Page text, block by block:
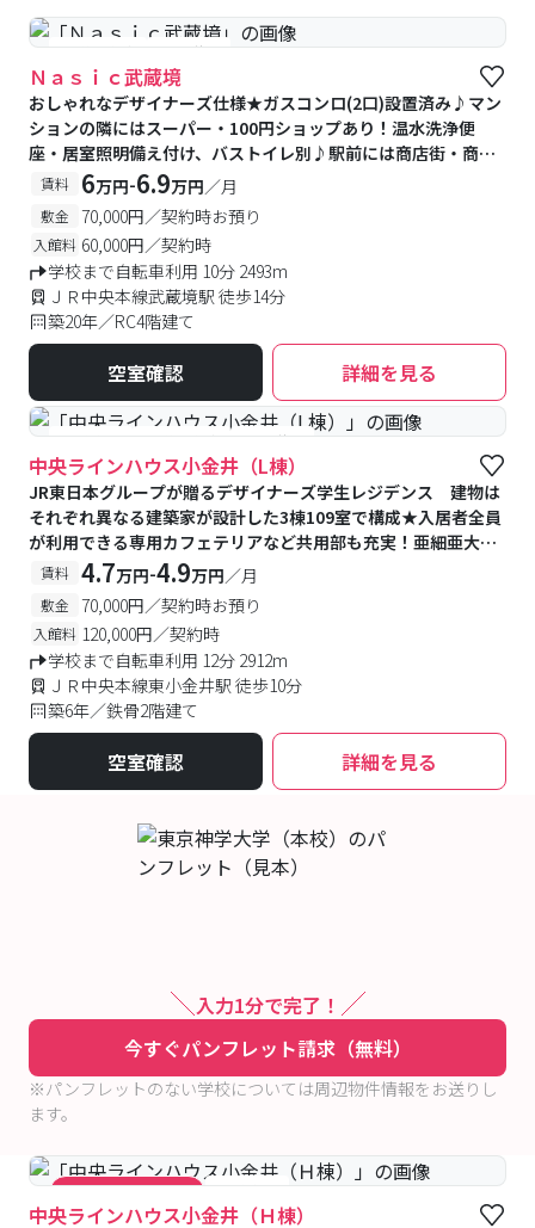
#予約受付中 #空室待ち
Ｎａｓｉｃ武蔵境
おしゃれなデザイナーズ仕様★ガスコンロ(2口)設置済み♪マン
ションの隣にはスーパー・100円ショップあり！温水洗浄便
座・居室照明備え付け、バストイレ別♪駅前には商店街・商業
施設が充実！
賃料 6万円-6.9万円／月
敷金 70,000円／契約時お預り
入館料 60,000円／契約時
学校まで自転車利用 10分 2493m
ＪＲ中央本線武蔵境駅 徒歩14分
築20年／RC4階建て
空室確認 詳細を見る
#食事付き #予約受付中 #空室待ち
中央ラインハウス小金井（L棟）
JR東日本グループが贈るデザイナーズ学生レジデンス 建物は
それぞれ異なる建築家が設計した3棟109室で構成★入居者全員
が利用できる専用カフェテリアなど共用部も充実！亜細亜大学
提携寮
賃料 4.7万円-4.9万円／月
敷金 70,000円／契約時お預り
入館料 120,000円／契約時
学校まで自転車利用 12分 2912m
ＪＲ中央本線東小金井駅 徒歩10分
築6年／鉄骨2階建て
空室確認 詳細を見る
入力1分で完了！
今すぐパンフレット請求（無料）
※パンフレットのない学校については周辺物件情報をお送りし
ます。
#キャンペーン実施中 #食事付き
中央ラインハウス小金井（Ｈ棟）